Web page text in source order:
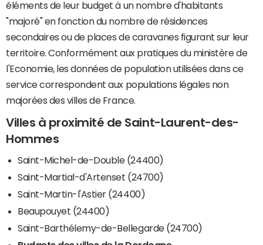
éléments de leur budget à un nombre d'habitants
"majoré" en fonction du nombre de résidences
secondaires ou de places de caravanes figurant sur leur
territoire. Conformément aux pratiques du ministère de
l'Economie, les données de population utilisées dans ce
service correspondent aux populations légales non
majorées des villes de France.
Villes à proximité de Saint-Laurent-des-
Hommes
Saint-Michel-de-Double (24400)
Saint-Martial-d'Artenset (24700)
Saint-Martin-l'Astier (24400)
Beaupouyet (24400)
Saint-Barthélemy-de-Bellegarde (24700)